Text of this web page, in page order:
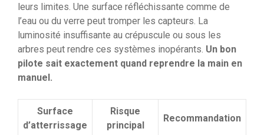
leurs limites. Une surface réfléchissante comme de
l’eau ou du verre peut tromper les capteurs. La
luminosité insuffisante au crépuscule ou sous les
arbres peut rendre ces systèmes inopérants. Un bon
pilote sait exactement quand reprendre la main en
manuel.
Surface
d’atterrissage
Risque
principal
Recommandation